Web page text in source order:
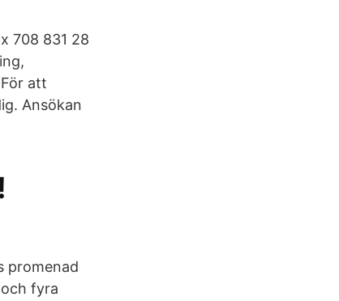
708 831 28
att
Ansökan
promenad
fyra